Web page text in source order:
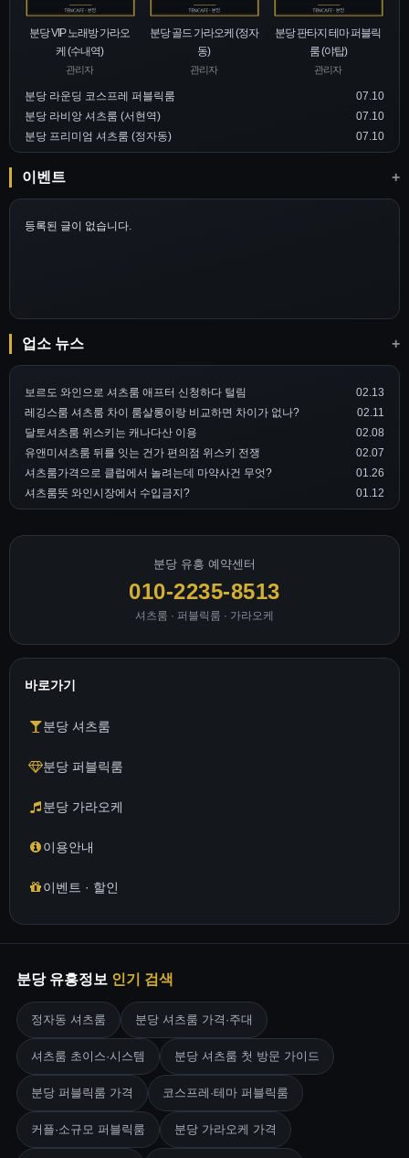
분당 VIP 노래방 가라오
케 (수내역)
관리자
분당 골드 가라오케 (정자
동)
관리자
분당 판타지 테마 퍼블릭
룸 (야탑)
관리자
07.10
분당 라운딩 코스프레 퍼블릭룸
07.10
분당 라비앙 셔츠룸 (서현역)
07.10
분당 프리미엄 셔츠룸 (정자동)
이벤트 +
등록된 글이 없습니다.
업소 뉴스 +
02.13
보르도 와인으로 셔츠룸 애프터 신청하다 털림
02.11
레깅스룸 셔츠룸 차이 룸살롱이랑 비교하면 차이가 없나?
02.08
달토셔츠룸 위스키는 캐나다산 이용
02.07
유앤미셔츠룸 뒤를 잇는 건가 편의점 위스키 전쟁
01.26
셔츠룸가격으로 클럽에서 놀려는데 마약사건 무엇?
01.12
셔츠룸뜻 와인시장에서 수입금지?
분당 유흥 예약센터
010-2235-8513
셔츠룸 · 퍼블릭룸 · 가라오케
바로가기
분당 셔츠룸
분당 퍼블릭룸
분당 가라오케
이용안내
이벤트 · 할인
분당 유흥정보 인기 검색
정자동 셔츠룸 분당 셔츠룸 가격·주대
셔츠룸 초이스·시스템 분당 셔츠룸 첫 방문 가이드
분당 퍼블릭룸 가격 코스프레·테마 퍼블릭룸
커플·소규모 퍼블릭룸 분당 가라오케 가격